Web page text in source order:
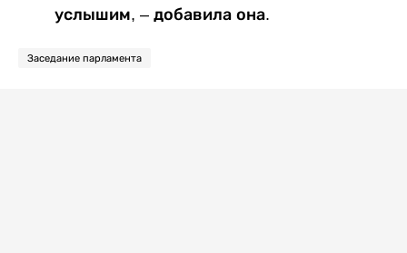
услышим, – добавила она.
Заседание парламента